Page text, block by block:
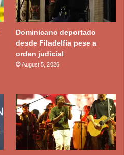
Dominicano deportado
desde Filadelfia pese a
orden judicial
August 5, 2026